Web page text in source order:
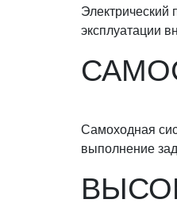
эксплуатации
Самоходная
выполнение